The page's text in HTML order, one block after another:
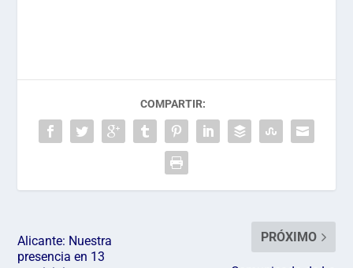
COMPARTIR:
Alicante: Nuestra
presencia en 13
PRÓXIMO